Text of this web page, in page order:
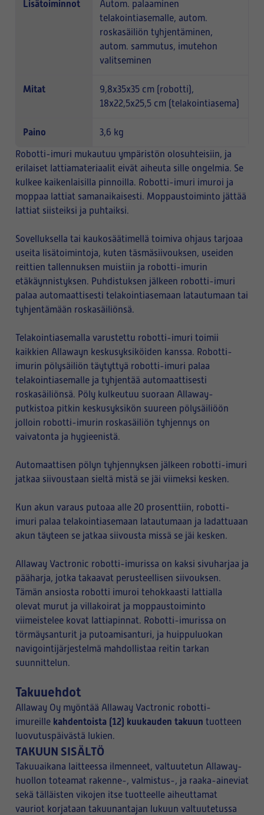
Lisätoiminnot
Autom. palaaminen
telakointiasemalle, autom.
roskasäiliön tyhjentäminen,
autom. sammutus, imutehon
valitseminen
Mitat
9,8x35x35 cm (robotti),
18x22,5x25,5 cm (telakointiasema)
Paino 3,6 kg
Robotti-imuri mukautuu ympäristön olosuhteisiin, ja
erilaiset lattiamateriaalit eivät aiheuta sille ongelmia. Se
kulkee kaikenlaisilla pinnoilla. Robotti-imuri imuroi ja
moppaa lattiat samanaikaisesti. Moppaustoiminto jättää
lattiat siisteiksi ja puhtaiksi.
Sovelluksella tai kaukosäätimellä toimiva ohjaus tarjoaa
useita lisätoimintoja, kuten täsmäsiivouksen, useiden
reittien tallennuksen muistiin ja robotti-imurin
etäkäynnistyksen. Puhdistuksen jälkeen robotti-imuri
palaa automaattisesti telakointiasemaan latautumaan tai
tyhjentämään roskasäiliönsä.
Telakointiasemalla varustettu robotti-imuri toimii
kaikkien Allawayn keskusyksiköiden kanssa. Robotti-
imurin pölysäiliön täytyttyä robotti-imuri palaa
telakointiasemalle ja tyhjentää automaattisesti
roskasäiliönsä. Pöly kulkeutuu suoraan Allaway-
putkistoa pitkin keskusyksikön suureen pölysäiliöön
jolloin robotti-imurin roskasäiliön tyhjennys on
vaivatonta ja hygieenistä.
Automaattisen pölyn tyhjennyksen jälkeen robotti-imuri
jatkaa siivoustaan sieltä mistä se jäi viimeksi kesken.
Kun akun varaus putoaa alle 20 prosenttiin, robotti-
imuri palaa telakointiasemaan latautumaan ja ladattuaan
akun täyteen se jatkaa siivousta missä se jäi kesken.
Allaway Vactronic robotti-imurissa on kaksi sivuharjaa ja
pääharja, jotka takaavat perusteellisen siivouksen.
Tämän ansiosta robotti imuroi tehokkaasti lattialla
olevat murut ja villakoirat ja moppaustoiminto
viimeistelee kovat lattiapinnat. Robotti-imurissa on
törmäysanturit ja putoamisanturi, ja huippuluokan
navigointijärjestelmä mahdollistaa reitin tarkan
suunnittelun.
Takuuehdot
Allaway Oy myöntää Allaway Vactronic robotti-
imureille kahdentoista (12) kuukauden takuun tuotteen
luovutuspäivästä lukien.
TAKUUN SISÄLTÖ
Takuuaikana laitteessa ilmenneet, valtuutetun Allaway-
huollon toteamat rakenne-, valmistus-, ja raaka-aineviat
sekä tälläisten vikojen itse tuotteelle aiheuttamat
vauriot korjataan takuunantajan lukuun valtuutetussa